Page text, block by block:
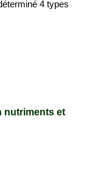
4 types
nutriments et